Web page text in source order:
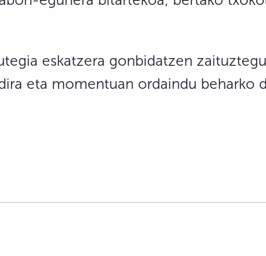
eskatzera gonbidatzen
eta momentuan ordaindu beharko